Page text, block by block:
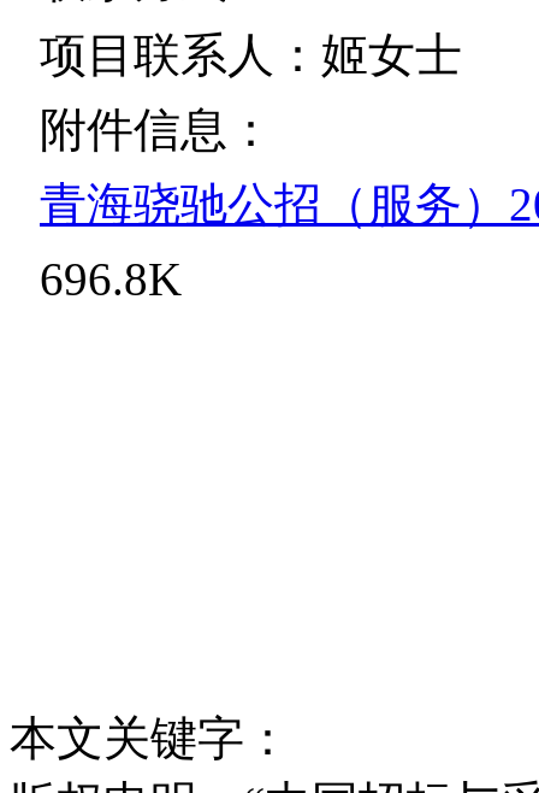
项目联系人：姬女士
附件信息：
青海骁驰公招（服务）
696.8K
本文关键字：